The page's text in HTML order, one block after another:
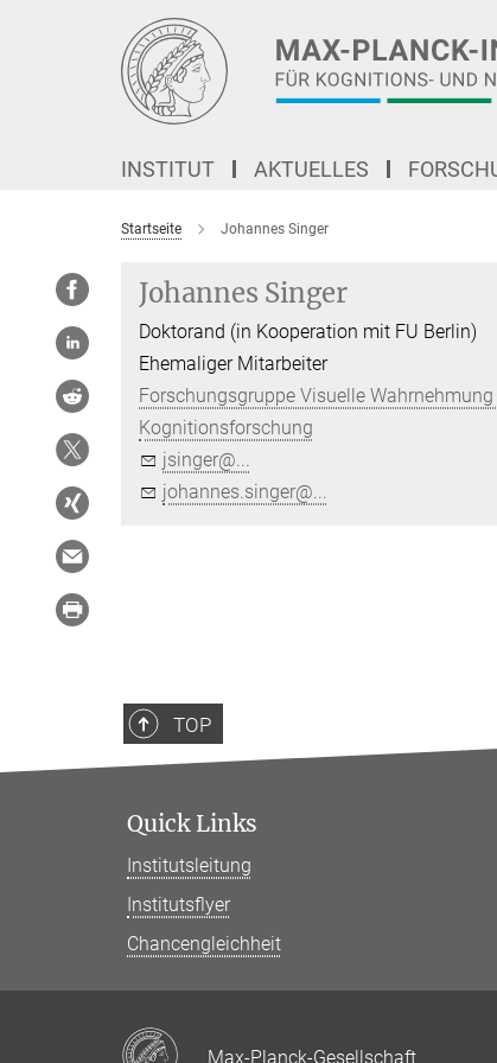
INSTITUT AKTUELLES
Startseite Johannes Singer
Johannes Singer
Doktorand (in Kooperation mit FU Berlin)
Ehemaliger Mitarbeiter
Forschungsgruppe Visuelle
Kognitionsforschung
jsinger@...
johannes.singer@...
TOP
Quick Links
Institutsleitung
Institutsflyer
Chancengleichheit
Max-Planck-Gesellschaft